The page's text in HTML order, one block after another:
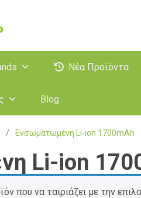
Νέα Προϊόντα
Blog
/ Ενσωματωμένη Li-ion 1700mAh
Li-ion
που να ταιριάζει με την